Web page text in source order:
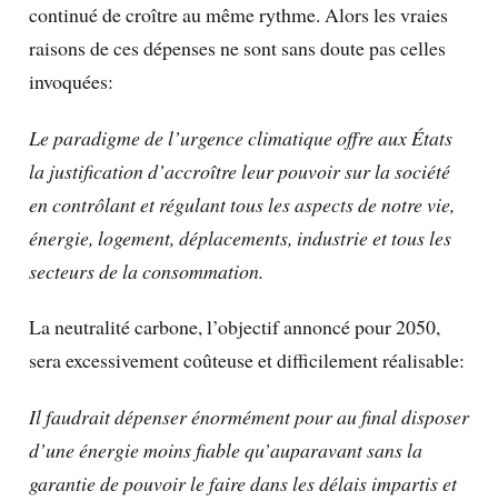
continué de croître au même rythme. Alors les vraies
raisons de ces dépenses ne sont sans doute pas celles
invoquées:
Le paradigme de l’urgence climatique offre aux États
la justification d’accroître leur pouvoir sur la société
en contrôlant et régulant tous les aspects de notre vie,
énergie, logement, déplacements, industrie et tous les
secteurs de la consommation.
La neutralité carbone, l’objectif annoncé pour 2050,
sera excessivement coûteuse et difficilement réalisable:
Il faudrait dépenser énormément pour au final disposer
d’une énergie moins fiable qu’auparavant sans la
garantie de pouvoir le faire dans les délais impartis et